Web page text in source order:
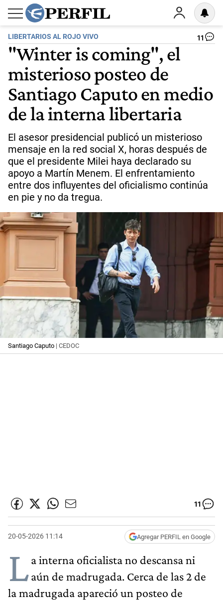
LIBERTARIOS AL ROJO VIVO 11
"Winter is coming", el
misterioso posteo de
Santiago Caputo en medio
de la interna libertaria
El asesor presidencial publicó un misterioso
mensaje en la red social X, horas después de
que el presidente Milei haya declarado su
apoyo a Martín Menem. El enfrentamiento
entre dos influyentes del oficialismo continúa
en pie y no da tregua.
Santiago Caputo | CEDOC
11
20-05-2026 11:14 Agregar PERFIL en Google
La interna oficialista no descansa ni
aún de madrugada. Cerca de las 2 de
la madrugada apareció un posteo de